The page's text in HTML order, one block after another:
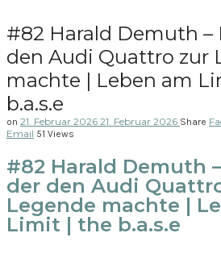
#82 Harald Demuth –
den Audi Quattro zur
machte | Leben am
b.a.s.e
on 21. Februar 2026 21. Februar 2026 Share
Email 51 Views
#82 Harald Demuth
der den Audi
Legende machte |
Limit | the b.a.s.e